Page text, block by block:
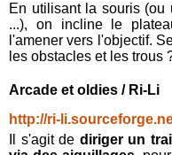
En utilisant la souris (ou
...), on incline le
l'amener vers l'objectif.
les obstacles et les trous
Arcade et oldies / Ri-Li
http://ri-
Il s'agit de diriger un